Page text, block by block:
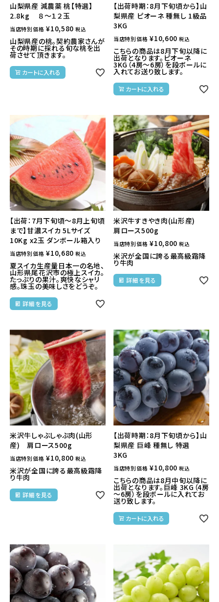
山梨県産 減農薬 桃【特選】
2.8kg ８～１２玉
当店特別価格 ¥10,580 税込
山梨県産の桃。契約農家さんが
その時期に採れる旬な桃を出
荷させて頂きます。
カートに入れる
【出荷時期：8月下旬頃から】山
梨県産 ピオーネ 種無し 1級品
3KG
当店特別価格 ¥10,600 税込
こちらの商品は8月下旬以降に
出荷となります。ピオーネ
3KG（4房～6房）を段ボールに
入れてお送り致します。
カートに入れる
【出荷：7月下旬頃～8月上旬頃
まで】甘濃スイカ 5Lサイズ
10Kg x2玉 ダンボール箱入り
当店特別価格 ¥10,680 税込
夏スイカ生産量日本一の名地、
山形県尾花沢市の極上スイカ。
たっぷりの果汁。爽快なシャリ
感。珠玉の美味しさをどうぞ。
詳細を見る
米沢牛すきやき肉(山形産)
肩ロース500g
当店特別価格 ¥10,800 税込
米沢が全国に誇る最高級霜降
り牛肉
詳細を見る
米沢牛しゃぶしゃぶ肉(山形
産) 肩ロース500g
当店特別価格 ¥10,800 税込
米沢が全国に誇る最高級霜降
り牛肉
詳細を見る
【出荷時期：8月下旬頃から】山
梨県産 巨峰 種無し 特選
3KG
当店特別価格 ¥10,800 税込
こちらの商品は8月中旬以降に
出荷となります。巨峰 3KG（4房
～6房）を段ボールに入れてお
送り致します。
カートに入れる